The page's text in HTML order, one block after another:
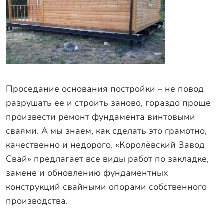
Новости
Партнёрам
Контакты
Доставка
Оплата
Отзывы
Гарантии
Программа лояльности
Вакансии
Калькулятор ЖБ свай
Проседание основания постройки – не повод
разрушать ее и строить заново, гораздо проще
произвести ремонт фундамента винтовыми
сваями. А мы знаем, как сделать это грамотно,
качественно и недорого. «Королёвский Завод
Свай» предлагает все виды работ по закладке,
замене и обновлению фундаментных
конструкций свайными опорами собственного
производства.